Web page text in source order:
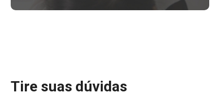
Tire suas dúvidas